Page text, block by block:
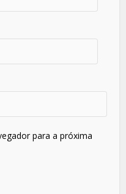
para a próxima